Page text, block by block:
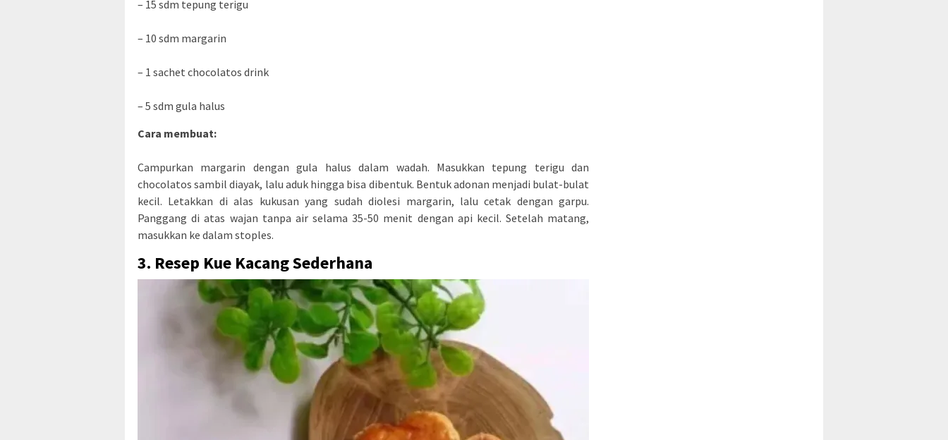
– 15 sdm tepung terigu
– 10 sdm margarin
– 1 sachet chocolatos drink
– 5 sdm gula halus
Cara membuat:
Campurkan margarin dengan gula halus dalam wadah. Masukkan tepung terigu dan
chocolatos sambil diayak, lalu aduk hingga bisa dibentuk. Bentuk adonan menjadi bulat-bulat
kecil. Letakkan di alas kukusan yang sudah diolesi margarin, lalu cetak dengan garpu.
Panggang di atas wajan tanpa air selama 35-50 menit dengan api kecil. Setelah matang,
masukkan ke dalam stoples.
3. Resep Kue Kacang Sederhana